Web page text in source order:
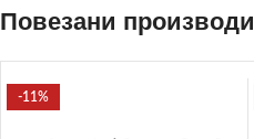
Повезани производи
-11%